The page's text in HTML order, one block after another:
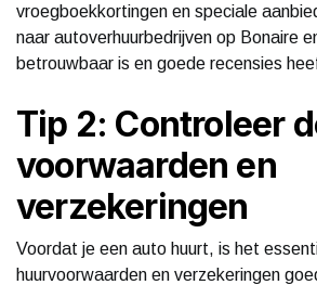
vroegboekkortingen en speciale
naar autoverhuurbedrijven op Bonaire
betrouwbaar is en goede recensies
Tip 2: Controleer
voorwaarden en
verzekeringen
Voordat je een auto huurt, is het
huurvoorwaarden en verzekeringen